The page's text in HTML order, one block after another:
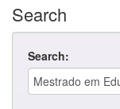
Search
Search: